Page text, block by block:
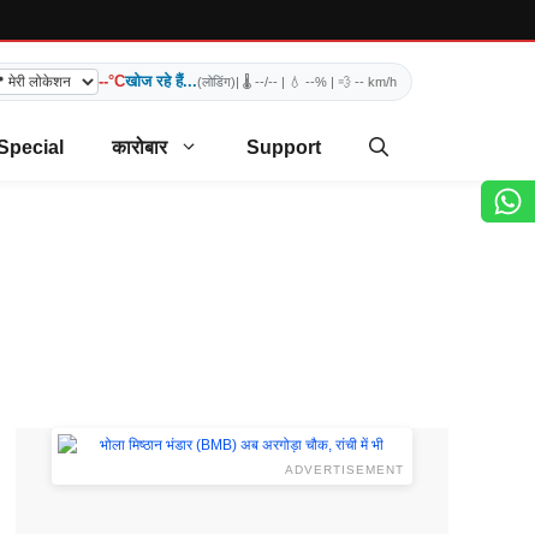
--°Cखोज रहे हैं...(लोडिंग)| 🌡️ --/-- | 💧 --% | 💨 -- km/h
कारोबार Support
ADVERTISEMENT